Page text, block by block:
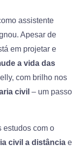
assistente
Apesar de
em projetar e
a vida das
com brilho nos
civil – um passo
estudos com o
civil a distância e